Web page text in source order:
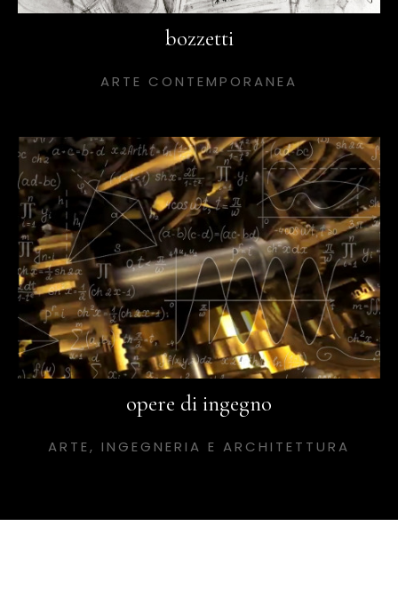
bozzetti
ARTE CONTEMPORANEA
opere di ingegno
ARTE, INGEGNERIA E ARCHITETTURA